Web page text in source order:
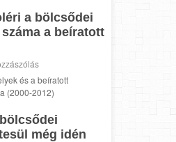
a bölcsődei
a beíratott
és a beíratott
(2000-2012)
még idén